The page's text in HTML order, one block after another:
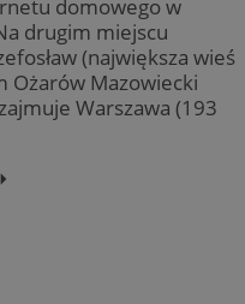
domowego w
drugim miejscu
(największa wieś
Ożarów Mazowiecki
Warszawa (193
⏵︎